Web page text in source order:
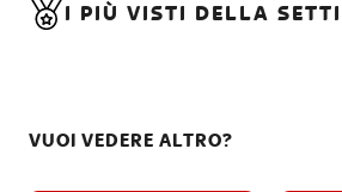
I PIÙ VISTI DELLA
VUOI VEDERE ALTRO?